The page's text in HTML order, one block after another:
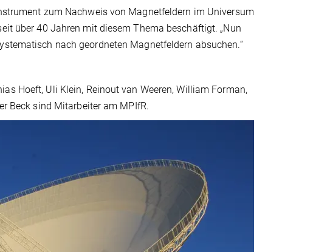
zum Nachweis von Magnetfeldern im Universum
über 40 Jahren mit diesem Thema beschäftigt. „Nun
nach geordneten Magnetfeldern absuchen.“
Hoeft, Uli Klein, Reinout van Weeren, William Forman,
Beck sind Mitarbeiter am MPIfR.